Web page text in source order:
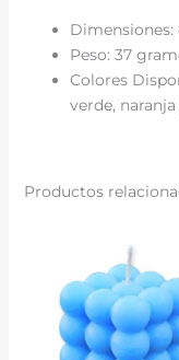
Dimensiones:
Peso: 37
Colores
verde,
Productos